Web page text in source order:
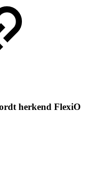
herkend FlexiO